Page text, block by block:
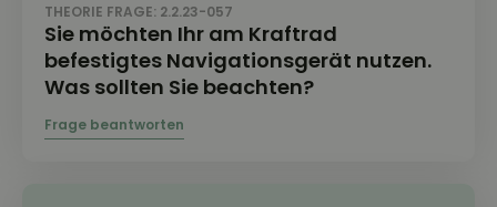
THEORIE FRAGE: 2.2.23-057
Sie möchten Ihr am Kraftrad
befestigtes Navigationsgerät nutzen.
Was sollten Sie beachten?